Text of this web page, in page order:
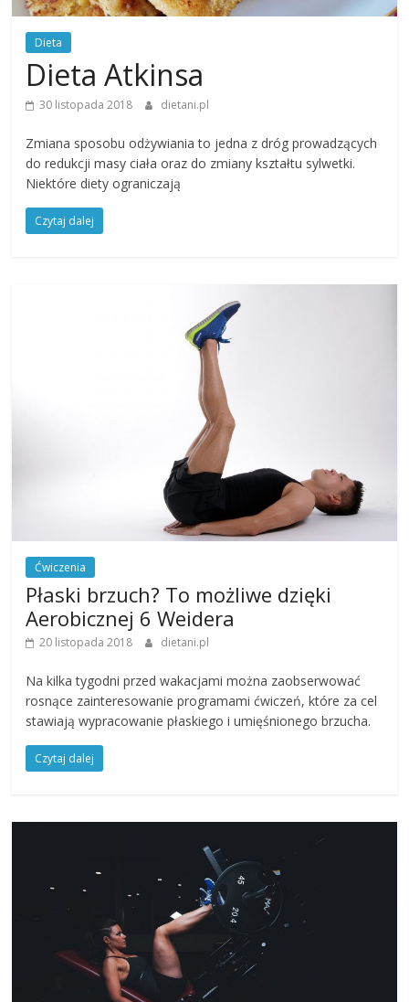
Dieta
Dieta Atkinsa
30 listopada 2018 dietani.pl
Zmiana sposobu odżywiania to jedna z dróg prowadzących
do redukcji masy ciała oraz do zmiany kształtu sylwetki.
Niektóre diety ograniczają
Czytaj dalej
Ćwiczenia
Płaski brzuch? To możliwe dzięki
Aerobicznej 6 Weidera
20 listopada 2018 dietani.pl
Na kilka tygodni przed wakacjami można zaobserwować
rosnące zainteresowanie programami ćwiczeń, które za cel
stawiają wypracowanie płaskiego i umięśnionego brzucha.
Czytaj dalej